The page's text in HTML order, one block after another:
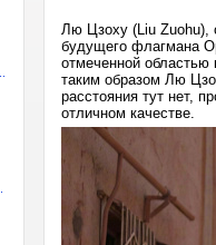
Лю Цзоху (Liu Zuohu),
будущего флагмана
отмеченной областью
таким образом Лю
расстояния тут нет,
отличном качестве.